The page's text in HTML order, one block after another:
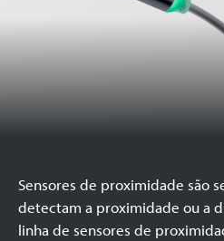
Sensores de proximidade são
detectam a proximidade ou a
linha de sensores de